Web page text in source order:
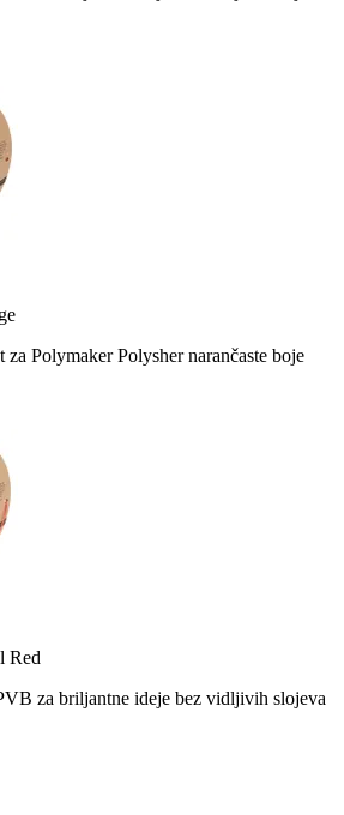
za Polymaker Polysher narančaste boje
Red
za briljantne ideje bez vidljivih slojeva